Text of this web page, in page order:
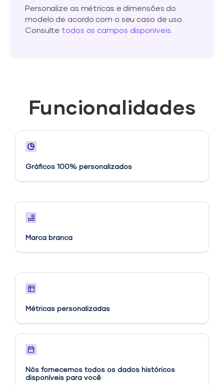
Personalize as métricas e dimensões do
modelo de acordo com o seu caso de uso.
Consulte todos os campos disponíveis.
Funcionalidades
Gráficos 100% personalizados
Marca branca
Métricas personalizadas​
Nós fornecemos todos os dados históricos
disponíveis para você